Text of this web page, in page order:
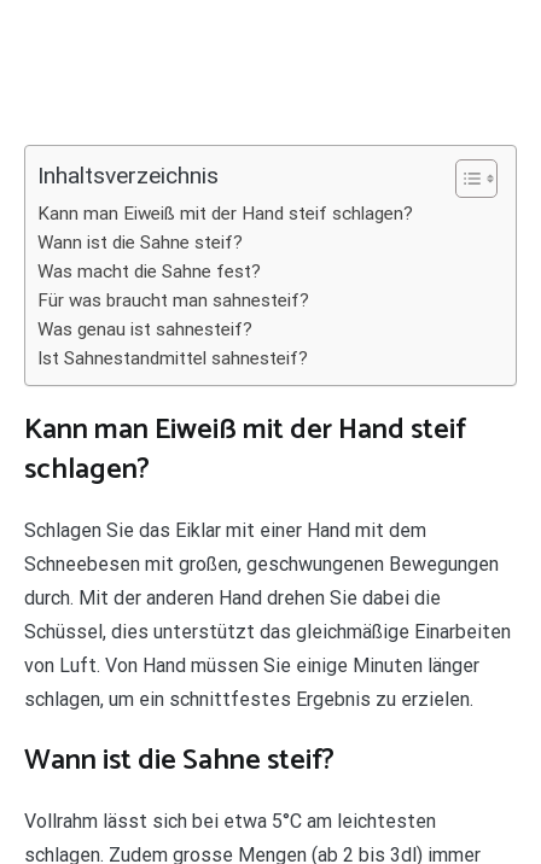
Inhaltsverzeichnis
Kann man Eiweiß mit der Hand steif schlagen?
Wann ist die Sahne steif?
Was macht die Sahne fest?
Für was braucht man sahnesteif?
Was genau ist sahnesteif?
Ist Sahnestandmittel sahnesteif?
Kann man Eiweiß mit der Hand steif
schlagen?
Schlagen Sie das Eiklar mit einer Hand mit dem
Schneebesen mit großen, geschwungenen Bewegungen
durch. Mit der anderen Hand drehen Sie dabei die
Schüssel, dies unterstützt das gleichmäßige Einarbeiten
von Luft. Von Hand müssen Sie einige Minuten länger
schlagen, um ein schnittfestes Ergebnis zu erzielen.
Wann ist die Sahne steif?
Vollrahm lässt sich bei etwa 5°C am leichtesten
schlagen. Zudem grosse Mengen (ab 2 bis 3dl) immer